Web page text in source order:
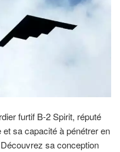
furtif B-2 Spirit, réputé
sa capacité à pénétrer en
sa conception